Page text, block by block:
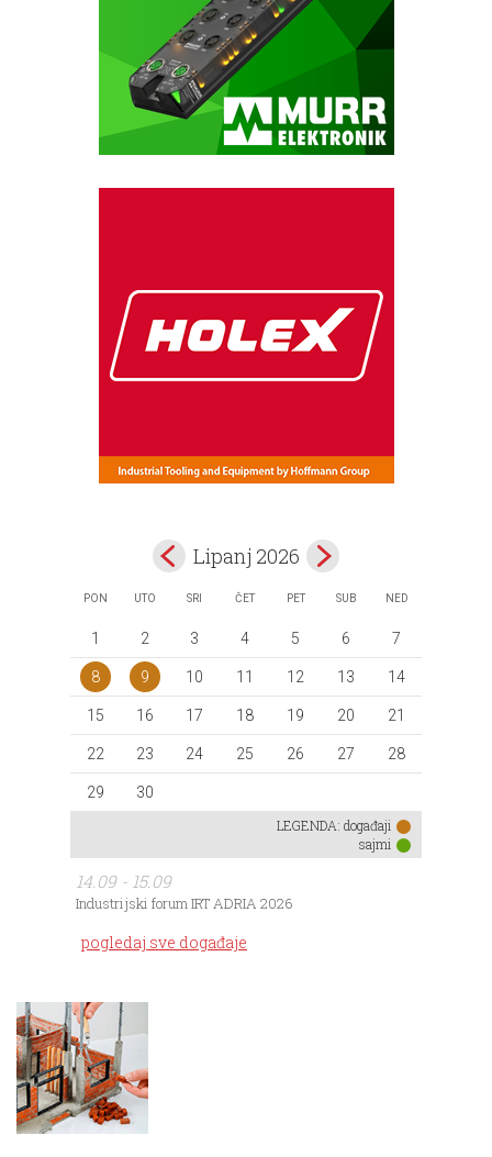
Lipanj 2026
PON UTO SRI ČET PET SUB NED
1 2 3 4 5 6 7
8 9 10 11 12 13 14
15 16 17 18 19 20 21
22 23 24 25 26 27 28
29
30
LEGENDA: događaji
sajmi
14.09 - 15.09
Industrijski forum IRT ADRIA 2026
pogledaj sve događaje